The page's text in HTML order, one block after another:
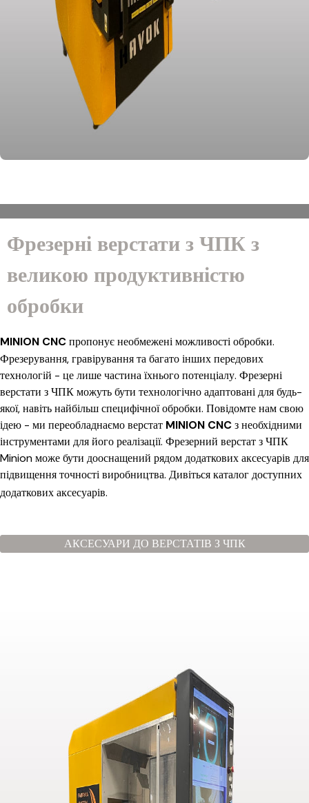
Фрезерні верстати з ЧПК з
великою продуктивністю
обробки
MINION CNCпропонує необмежені можливості обробки.
Фрезерування, гравірування та багато інших передових
технологій - це лише частина їхнього потенціалу. Фрезерні
верстати з ЧПК можуть бути технологічно адаптовані для будь-
якої, навіть найбільш специфічної обробки. Повідомте нам свою
ідею - ми переобладнаємо верстат MINION CNCз необхідними
інструментами для його реалізації. Фрезерний верстат з ЧПК
Minion може бути дооснащений рядом додаткових аксесуарів для
підвищення точності виробництва. Дивіться каталог доступних
додаткових аксесуарів.
АКСЕСУАРИ ДО ВЕРСТАТІВ З ЧПК